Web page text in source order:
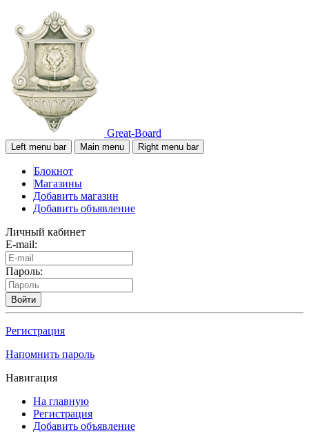
Great-Board
Left menu bar Main menu Right menu bar
Блокнот
Магазины
Добавить магазин
Добавить объявление
Личный кабинет
E-mail:
Пароль:
Войти
Регистрация
Напомнить пароль
Навигация
На главную
Регистрация
Добавить объявление